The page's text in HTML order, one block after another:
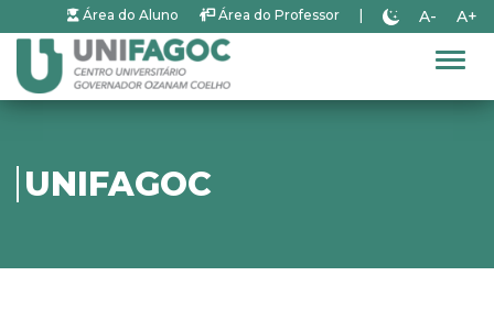
Área do Aluno Área do Professor A- A+
UNIFAGOC